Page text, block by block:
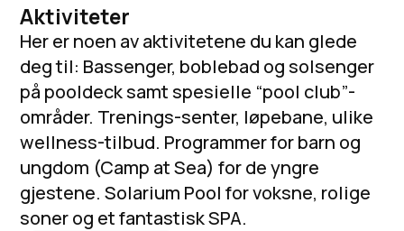
Aktiviteter
Her er noen av aktivitetene du kan glede
deg til: Bassenger, boblebad og solsenger
på pooldeck samt spesielle “pool club”-
områder. Trenings-senter, løpebane, ulike
wellness-tilbud. Programmer for barn og
ungdom (Camp at Sea) for de yngre
gjestene. Solarium Pool for voksne, rolige
soner og et fantastisk SPA.